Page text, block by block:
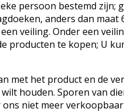
persoon bestemd
anders dan
veiling. Onder een
producten te kopen; U
met het product en de
houden. Sporen van
niet meer